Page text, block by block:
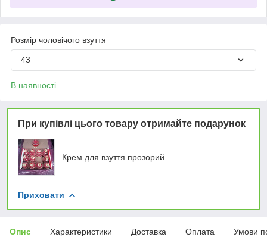
Розмір чоловічого взуття
43
В наявності
При купівлі цього товару отримайте подарунок
Крем для взуття прозорий
Приховати
Опис Характеристики Доставка Оплата Умови